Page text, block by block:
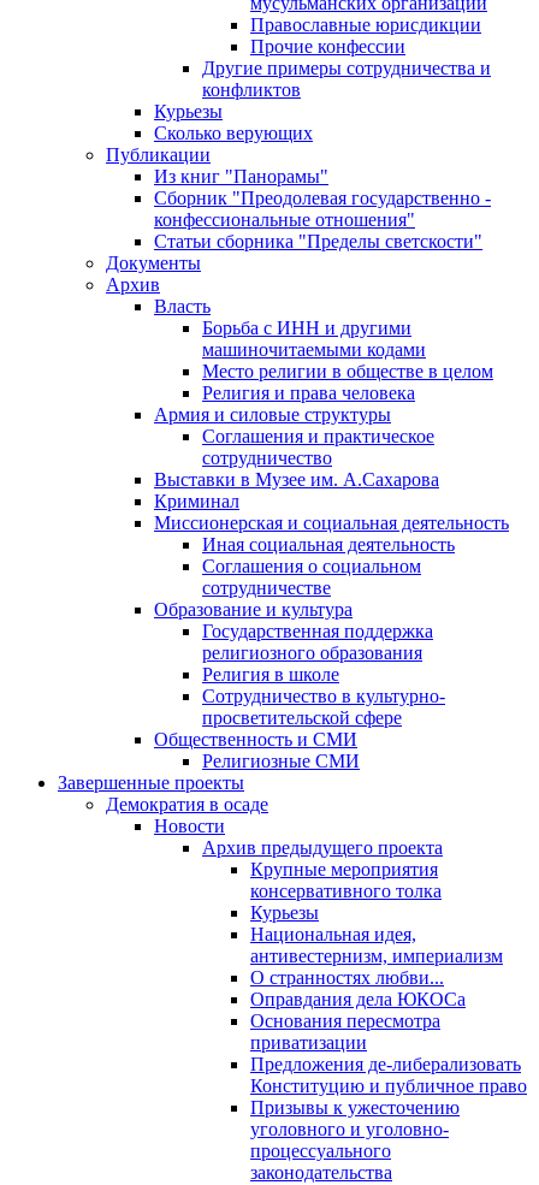
Православные юрисдикции
Прочие конфессии
Другие примеры сотрудничества и
конфликтов
Курьезы
Сколько верующих
Публикации
Из книг "Панорамы"
Сборник "Преодолевая государственно -
конфессиональные отношения"
Статьи сборника "Пределы светскости"
Документы
Архив
Власть
Борьба с ИНН и другими
машиночитаемыми кодами
Место религии в обществе в целом
Религия и права человека
Армия и силовые структуры
Соглашения и практическое
сотрудничество
Выставки в Музее им. А.Сахарова
Криминал
Миссионерская и социальная деятельность
Иная социальная деятельность
Соглашения о социальном
сотрудничестве
Образование и культура
Государственная поддержка
религиозного образования
Религия в школе
Сотрудничество в культурно-
просветительской сфере
Общественность и СМИ
Религиозные СМИ
Завершенные проекты
Демократия в осаде
Новости
Архив предыдущего проекта
Крупные мероприятия
консервативного толка
Курьезы
Национальная идея,
антивестернизм, империализм
О странностях любви...
Оправдания дела ЮКОСа
Основания пересмотра
приватизации
Предложения де-либерализовать
Конституцию и публичное право
Призывы к ужесточению
уголовного и уголовно-
процессуального
законодательства